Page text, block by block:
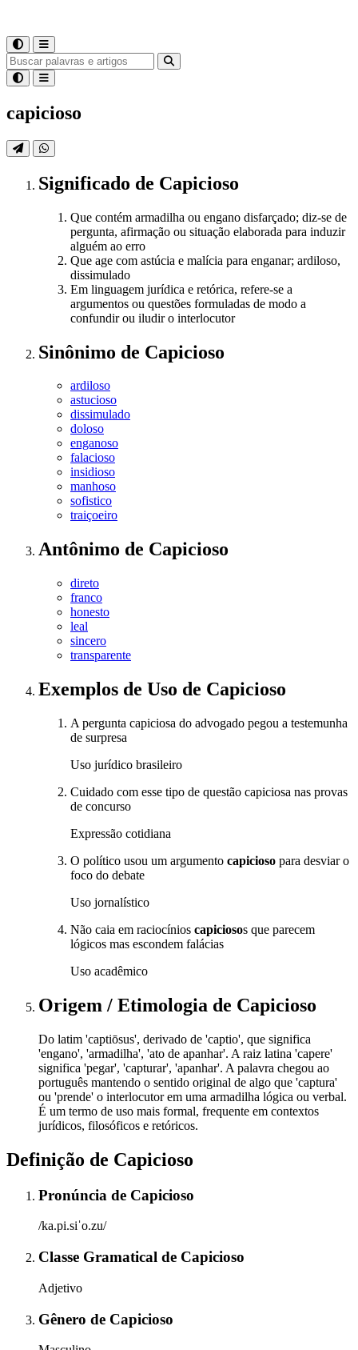
capicioso
Significado de Capicioso
Que contém armadilha ou engano disfarçado; diz-se de
pergunta, afirmação ou situação elaborada para induzir
alguém ao erro
Que age com astúcia e malícia para enganar; ardiloso,
dissimulado
Em linguagem jurídica e retórica, refere-se a
argumentos ou questões formuladas de modo a
confundir ou iludir o interlocutor
Sinônimo de Capicioso
ardiloso
astucioso
dissimulado
doloso
enganoso
falacioso
insidioso
manhoso
sofistico
traiçoeiro
Antônimo de Capicioso
direto
franco
honesto
leal
sincero
transparente
Exemplos de Uso de Capicioso
A pergunta capiciosa do advogado pegou a testemunha
de surpresa
Uso jurídico brasileiro
Cuidado com esse tipo de questão capiciosa nas provas
de concurso
Expressão cotidiana
O político usou um argumento capicioso para desviar o
foco do debate
Uso jornalístico
Não caia em raciocínios capiciosos que parecem
lógicos mas escondem falácias
Uso acadêmico
Origem / Etimologia de Capicioso
Do latim 'captiōsus', derivado de 'captio', que significa
'engano', 'armadilha', 'ato de apanhar'. A raiz latina 'capere'
significa 'pegar', 'capturar', 'apanhar'. A palavra chegou ao
português mantendo o sentido original de algo que 'captura'
ou 'prende' o interlocutor em uma armadilha lógica ou verbal.
É um termo de uso mais formal, frequente em contextos
jurídicos, filosóficos e retóricos.
Definição de Capicioso
Pronúncia de Capicioso
/ka.pi.siˈo.zu/
Classe Gramatical de Capicioso
Adjetivo
Gênero de Capicioso